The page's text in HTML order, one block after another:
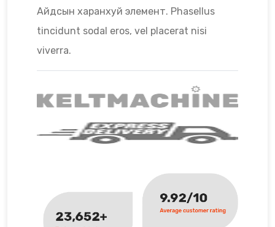
Айдсын харанхуй элемент. Phasellus
tincidunt sodal eros, vel placerat nisi
viverra.